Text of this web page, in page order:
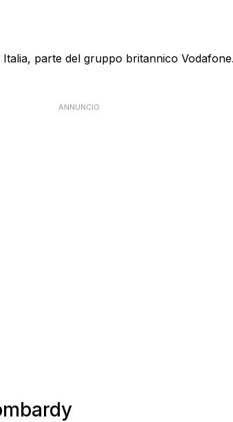
parte del gruppo britannico
ANNUNCIO